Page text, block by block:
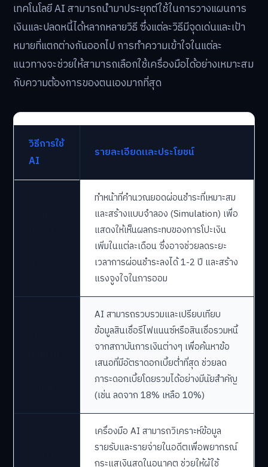
เทคโนโลยี AI สามารถนำมาประยุกต์ใช้ในการวางแผนการ
เงินและปลดหนี้ได้หลากหลายวิธี ซึ่งแต่ละวิธีมีจุดเด่นและเป้า
หมายที่แตกต่างกันออกไป การทำความเข้าใจในแต่ละ
แนวทางจะช่วยให้สามารถเลือกใช้เครื่องมือได้อย่างเหมาะสม
กับความต้องการของตนเองมากที่สุด
วิธีการใช้
AI
รายละเอียดและประโยชน์
ทำหน้าที่คำนวณยอดผ่อนชำระที่เหมาะสม
และสร้างแบบจำลอง (Simulation) เพื่อ
แสดงให้เห็นผลกระทบของการโปะเงิน
เพิ่มในแต่ละเดือน ซึ่งอาจช่วยลดระยะ
เวลาการผ่อนชำระลงได้ 1-2 ปี และสร้าง
แรงจูงใจในการออม
AI สามารถรวบรวมและเปรียบเทียบ
ข้อมูลสินเชื่อรีไฟแนนซ์หรือสินเชื่อรวมหนี้
จากสถาบันการเงินต่างๆ เพื่อค้นหาข้อ
เสนอที่มีอัตราดอกเบี้ยต่ำที่สุด ช่วยลด
ภาระดอกเบี้ยโดยรวมได้อย่างมีนัยสำคัญ
(เช่น ลดจาก 18% เหลือ 10%)
เครื่องมือ AI สามารถวิเคราะห์ข้อมูล
รายรับและรายจ่ายในอดีตเพื่อพยากรณ์
กระแสเงินสดในอนาคต ช่วยให้ผู้ใช้